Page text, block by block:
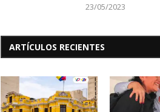
23/05/2023
ARTÍCULOS RECIENTES